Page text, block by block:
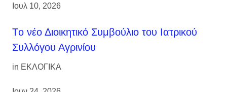
Ιουλ 10, 2026
Tο νέο Διοικητικό Συμβούλιο του Ιατρικού
Συλλόγου Αγρινίου
in ΕΚΛΟΓΙΚΑ